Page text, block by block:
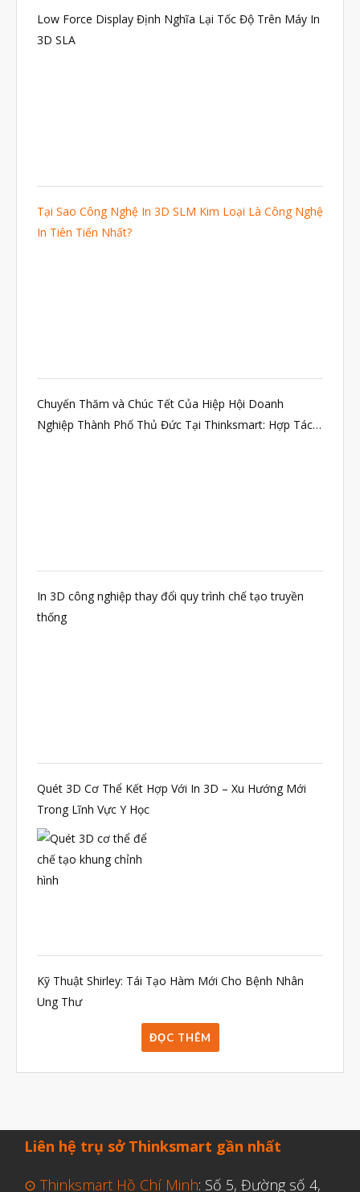
Low Force Display Định Nghĩa Lại Tốc Độ Trên Máy In
3D SLA
Tại Sao Công Nghệ In 3D SLM Kim Loại Là Công Nghệ
In Tiên Tiến Nhất?
Chuyến Thăm và Chúc Tết Của Hiệp Hội Doanh
Nghiệp Thành Phố Thủ Đức Tại Thinksmart: Hợp Tác
In 3D công nghiệp thay đổi quy trình chế tạo truyền
thống
Quét 3D Cơ Thể Kết Hợp Với In 3D – Xu Hướng Mới
Trong Lĩnh Vực Y Học
Kỹ Thuật Shirley: Tái Tạo Hàm Mới Cho Bệnh Nhân
Ung Thư
ĐỌC THÊM
Liên hệ trụ sở Thinksmart gần nhất
⊙ Thinksmart Hồ Chí Minh: Số 5, Đường số 4,